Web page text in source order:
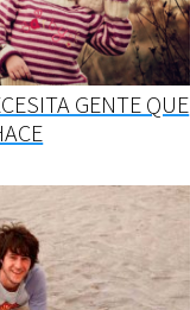
GENTE QUE